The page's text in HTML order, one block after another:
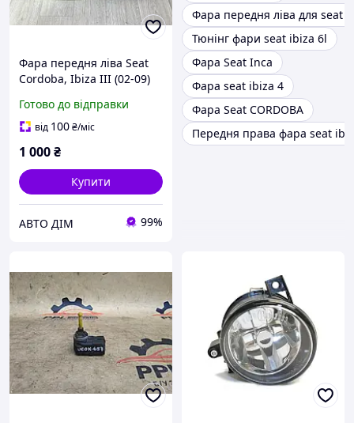
Фара передня ліва Seat
Cordoba, Ibiza III (02-09)
6L1941006C, 6L1941029,
ДЕФЕКТ!
Готово до відправки
від 100₴/міс
1 000₴
Купити
АВТО ДІМ 99%
Фара передня ліва для seat
Тюнінг фари seat ibiza 6l
Фара Seat Inca
Фара seat ibiza 4
Фара Seat CORDOBA
Передня права фара seat